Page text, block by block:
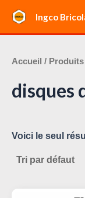
contenu
Ingco
Accueil /
disques
Voici le seul